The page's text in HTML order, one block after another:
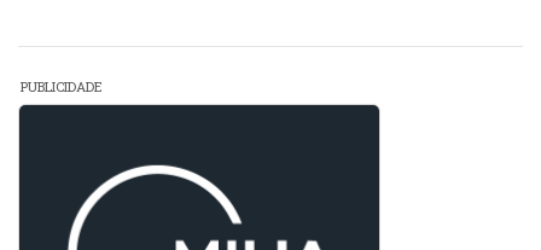
PUBLICIDADE